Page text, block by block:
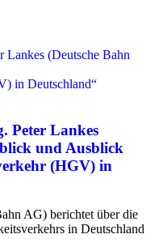
Peter Lankes
und Ausblick
(HGV) in
AG) berichtet über die
in Deutschland